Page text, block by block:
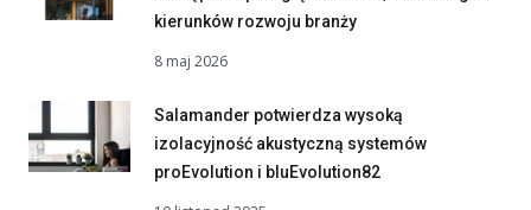
kierunków rozwoju branży
8 maj 2026
Salamander potwierdza wysoką
izolacyjność akustyczną systemów
proEvolution i bluEvolution82